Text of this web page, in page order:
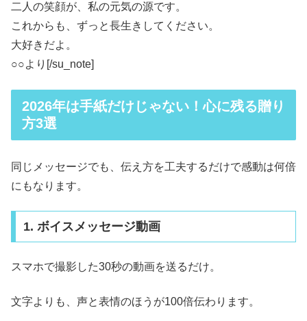
二人の笑顔が、私の元気の源です。
これからも、ずっと長生きしてください。
大好きだよ。
○○より[/su_note]
2026年は手紙だけじゃない！心に残る贈り
方3選
同じメッセージでも、伝え方を工夫するだけで感動は何倍
にもなります。
1. ボイスメッセージ動画
スマホで撮影した30秒の動画を送るだけ。
文字よりも、声と表情のほうが100倍伝わります。